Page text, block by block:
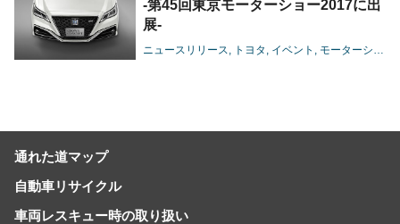
-第45回東京モーターショー2017に出
展-
ニュースリリース トヨタ イベント モーターショー
通れた道マップ
自動車リサイクル
車両レスキュー時の取り扱い